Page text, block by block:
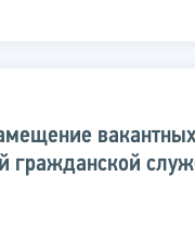
гражданской